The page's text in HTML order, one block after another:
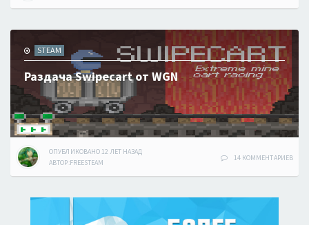
STEAM
Раздача Swipecart от WGN
ОПУБЛИКОВАНО 12 ЛЕТНАЗАД
АВТОР:FREESTEAM
14 КОММЕНТАРИЕВ